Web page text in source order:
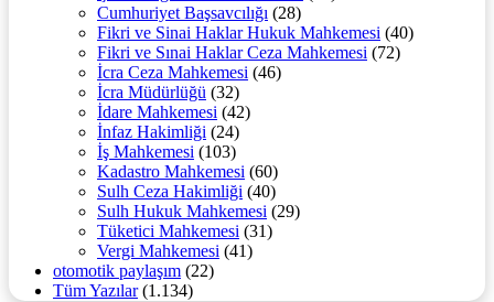
Cumhuriyet Başsavcılığı (28)
Fikri ve Sinai Haklar Hukuk Mahkemesi (40)
Fikri ve Sınai Haklar Ceza Mahkemesi (72)
İcra Ceza Mahkemesi (46)
İcra Müdürlüğü (32)
İdare Mahkemesi (42)
İnfaz Hakimliği (24)
İş Mahkemesi (103)
Kadastro Mahkemesi (60)
Sulh Ceza Hakimliği (40)
Sulh Hukuk Mahkemesi (29)
Tüketici Mahkemesi (31)
Vergi Mahkemesi (41)
otomotik paylaşım (22)
Tüm Yazılar(1.134)